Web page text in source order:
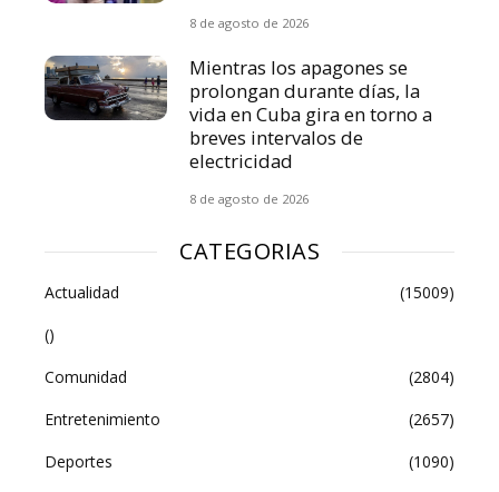
8 de agosto de 2026
Mientras los apagones se
prolongan durante días, la
vida en Cuba gira en torno a
breves intervalos de
electricidad
8 de agosto de 2026
CATEGORIAS
Actualidad
(15009)
()
Comunidad
(2804)
Entretenimiento
(2657)
Deportes
(1090)